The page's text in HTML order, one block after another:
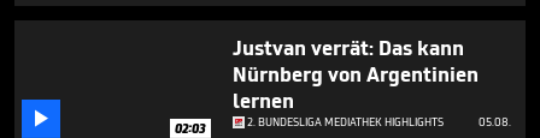
 02:03
Justvan verrät: Das kann
Nürnberg von Argentinien
lernen
2. BUNDESLIGA MEDIATHEK HIGHLIGHTS 05.08.